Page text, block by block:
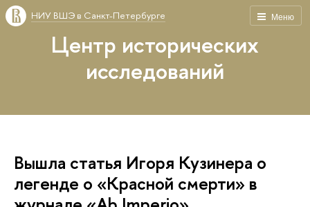
Меню
НИУ ВШЭ в Санкт-Петербурге
Центр исторических
исследований
Вышла статья Игоря Кузинера о
легенде о «Красной смерти» в